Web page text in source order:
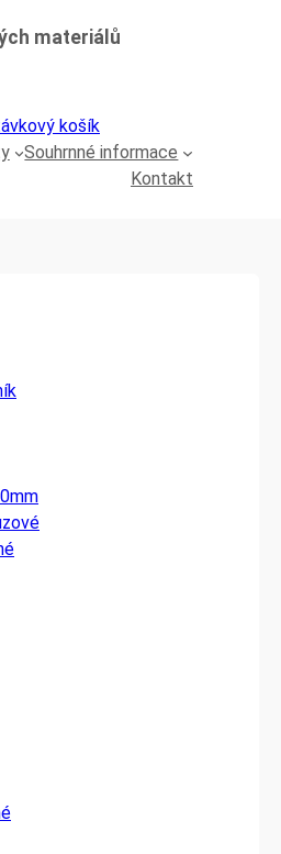
materiálů
košík
Souhrnné informace
Kontakt